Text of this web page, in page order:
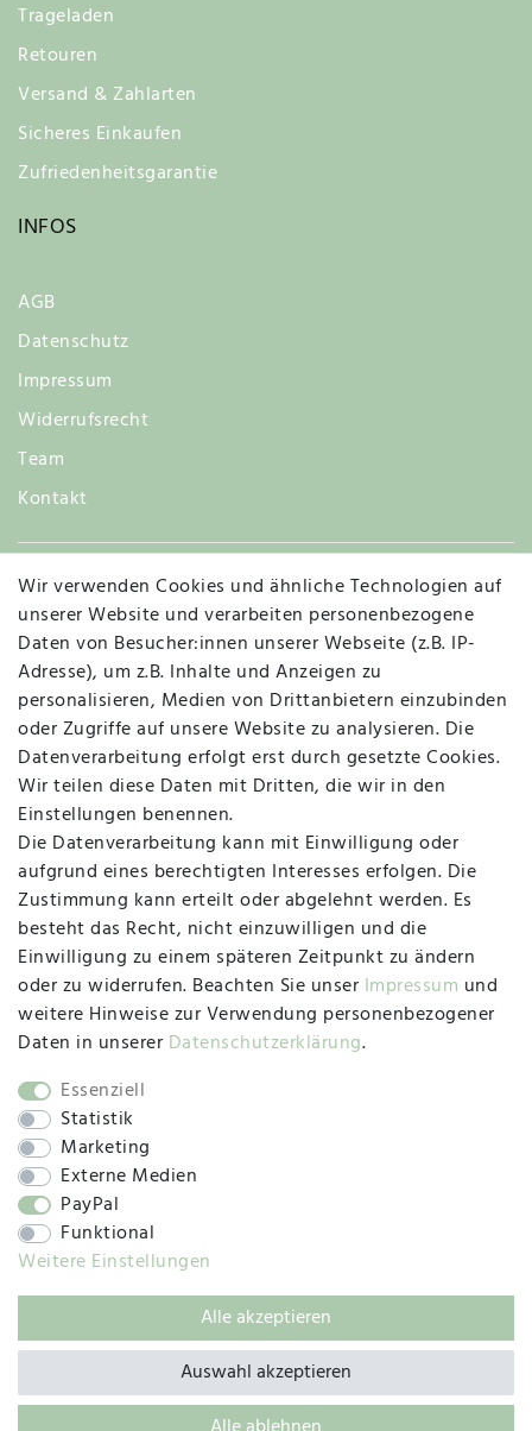
Trageladen
Retouren
Versand & Zahlarten
Sicheres Einkaufen
Zufriedenheitsgarantie
INFOS
AGB
Datenschutz
Impressum
Widerrufsrecht
Team
Kontakt
Widerruf
Vertrag widerrufen Kontakt
MAPALI VOR ORT
Herzogstraße 10
47533 Kleve
Montag, Dienstag, Donnerstag, Freitag
09:00 Uhr bis 13:00 Uhr
Mittwoch
09:00 Uhr bis 12:00 Uhr
SOCIAL
© 2019 – 2025 SILC GmbH
Wir verwenden Cookies und ähnliche Technologien auf
unserer Website und verarbeiten personenbezogene
Daten von Besucher:innen unserer Webseite (z.B. IP-
Adresse), um z.B. Inhalte und Anzeigen zu
personalisieren, Medien von Drittanbietern einzubinden
oder Zugriffe auf unsere Website zu analysieren. Die
Datenverarbeitung erfolgt erst durch gesetzte Cookies.
Wir teilen diese Daten mit Dritten, die wir in den
Einstellungen benennen.
Die Datenverarbeitung kann mit Einwilligung oder
aufgrund eines berechtigten Interesses erfolgen. Die
Zustimmung kann erteilt oder abgelehnt werden. Es
besteht das Recht, nicht einzuwilligen und die
Einwilligung zu einem späteren Zeitpunkt zu ändern
oder zu widerrufen. Beachten Sie unser Impressum und
weitere Hinweise zur Verwendung personenbezogener
Daten in unserer Daten­schutz­erklärung.
Essenziell
Statistik
Marketing
Externe Medien
PayPal
Funktional
Weitere Einstellungen
Alle akzeptieren
Auswahl akzeptieren